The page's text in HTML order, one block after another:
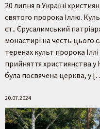
20 липня в Україні
святого пророка Іллю.
ст.. Єрусалимський
монастирі на честь цього
теренах культ пророка
прийняття християнства у
була посвячена церква, у
20.07.2024